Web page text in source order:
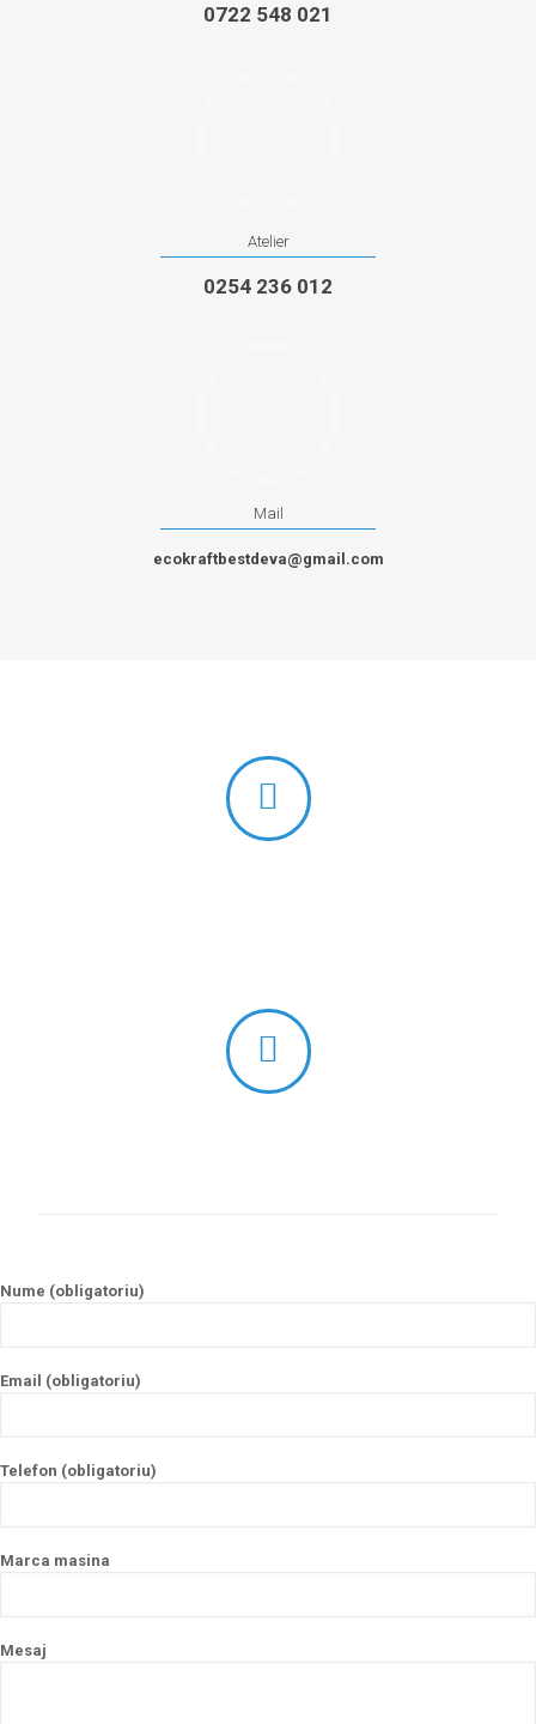
0722 548 021
Atelier
0254 236 012
Mail
ecokraftbestdeva@gmail.com
Nume (obligatoriu)
Email (obligatoriu)
Telefon (obligatoriu)
Marca masina
Mesaj